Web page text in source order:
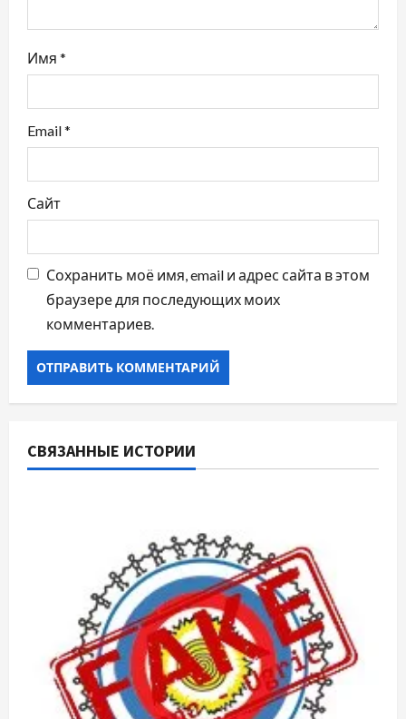
Имя *
Email*
Сайт
Сохранить моё имя, email и адрес сайта в этом
браузере для последующих моих
комментариев.
СВЯЗАННЫЕ ИСТОРИИ